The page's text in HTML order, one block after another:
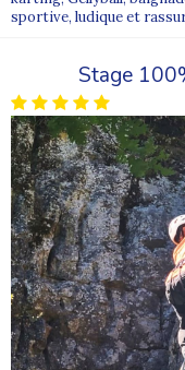
sportive, ludique et
Stage